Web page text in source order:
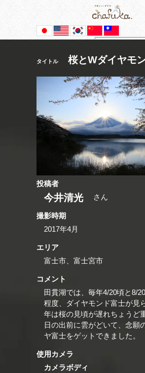
Powered by
タイトル 桜とWダイヤモ
投稿者
今井清光 さん
撮影時期
2017年4月
エリア
富士市、富士宮市
コメント
田貫湖では、毎年4/20頃と8/
程度、ダイヤモンド富士が見
年は桜の見頃が遅れちょうど
日の出前に雲がどいて、念願
ヤ富士をゲットできました。
使用カメラ
カメラボディ